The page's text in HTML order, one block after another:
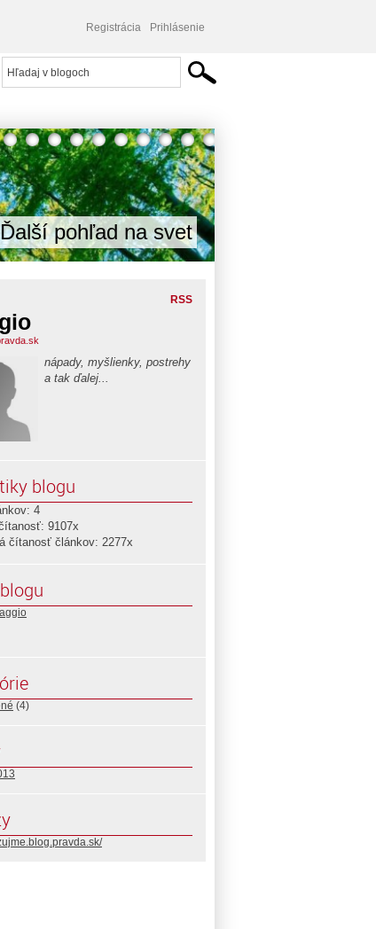
Registrácia Prihlásenie
Ďalší pohľad na svet
RSS
nápady, myšlienky, postrehy
a tak ďalej...
blogu
4
9107x
čítanosť článkov: 2277x
(4)